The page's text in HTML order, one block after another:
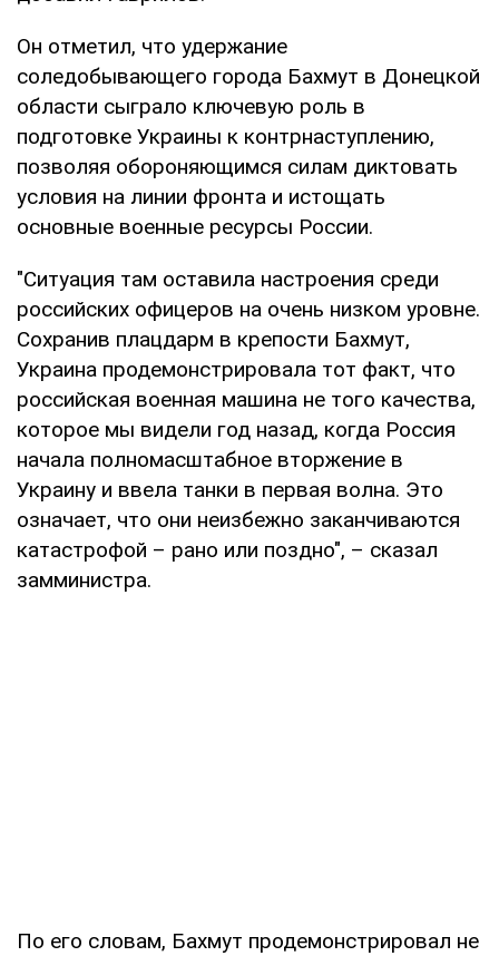
Он отметил, что удержание
соледобывающего города Бахмут в Донецкой
области сыграло ключевую роль в
подготовке Украины к контрнаступлению,
позволяя обороняющимся силам диктовать
условия на линии фронта и истощать
основные военные ресурсы России.
"Ситуация там оставила настроения среди
российских офицеров на очень низком уровне.
Сохранив плацдарм в крепости Бахмут,
Украина продемонстрировала тот факт, что
российская военная машина не того качества,
которое мы видели год назад, когда Россия
начала полномасштабное вторжение в
Украину и ввела танки в первая волна. Это
означает, что они неизбежно заканчиваются
катастрофой – рано или поздно", – сказал
замминистра.
По его словам, Бахмут продемонстрировал не